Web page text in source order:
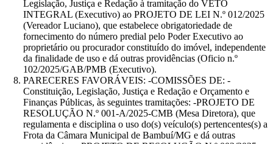
Legislação, Justiça e Redação à tramitação do VETO
INTEGRAL (Executivo) ao PROJETO DE LEI N.º 012/2025
(Vereador Luciano), que estabelece obrigatoriedade de
fornecimento do número predial pelo Poder Executivo ao
proprietário ou procurador constituído do imóvel, independente
da finalidade de uso e dá outras providências (Oficio n.º
102/2025/GAB/PMB (Executivo).
PARECERES FAVORÁVEIS: -COMISSÕES DE: -
Constituição, Legislação, Justiça e Redação e Orçamento e
Finanças Públicas, às seguintes tramitações: -PROJETO DE
RESOLUÇÃO N.º 001-A/2025-CMB (Mesa Diretora), que
regulamenta e disciplina o uso do(s) veículo(s) pertencentes(s) a
Frota da Câmara Municipal de Bambuí/MG e dá outras